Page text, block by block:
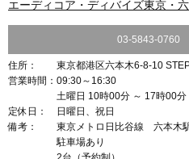
エーディコア・ディバイズ東京・
03-5843-0760
住所：
東京都港区六本木6-8-10
営業時間： 09:30～16:30
土曜日 10時00分 ～ 17時00分
定休日：
日曜日、祝日
備考：
東京メトロ日比谷線 六本
駐車場あり